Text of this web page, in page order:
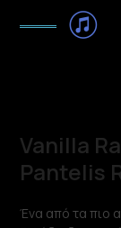
Vanilla
Pantelis
Ένα από τα πιο